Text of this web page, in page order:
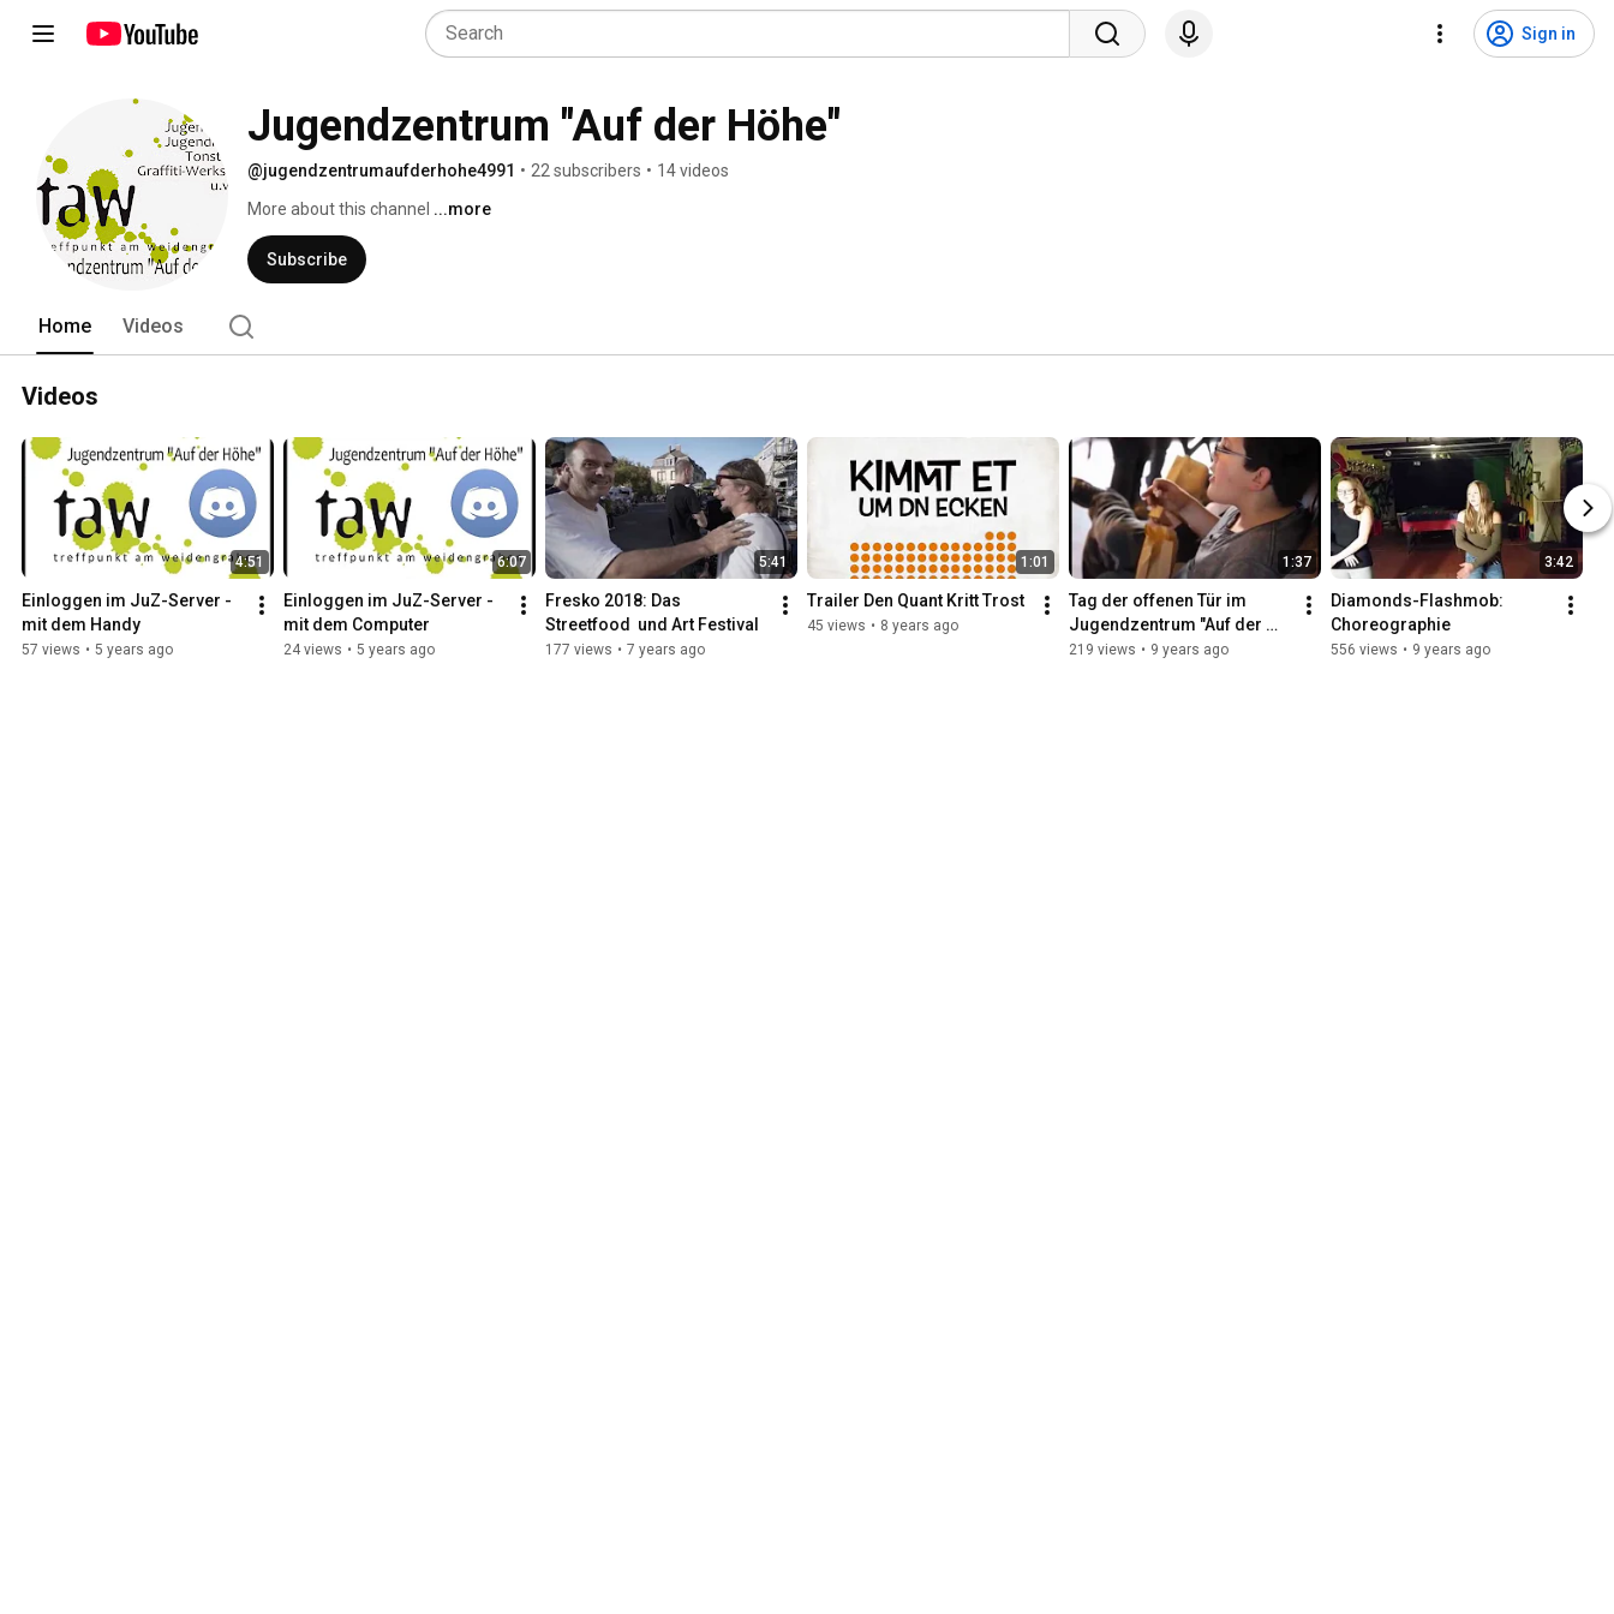
Sign in
Jugendzentrum "Auf der Höhe"
@jugendzentrumaufderhohe4991 • 22 subscribers • 14 videos
More about this channel ...more
Subscribe
Home Videos
Videos
4:51
Einloggen im JuZ-Server -
mit dem Handy
57 views • 5 years ago
6:07
Einloggen im JuZ-Server -
mit dem Computer
24 views • 5 years ago
5:41
Fresko 2018: Das
Streetfood  und Art Festival
177 views • 7 years ago
1:01
Trailer Den Quant Kritt Trost
45 views • 8 years ago
1:37
Tag der offenen Tür im
Jugendzentrum "Auf der
Höhe"
219 views • 9 years ago
3:42
Diamonds-Flashmob:
Choreographie
556 views • 9 years ago